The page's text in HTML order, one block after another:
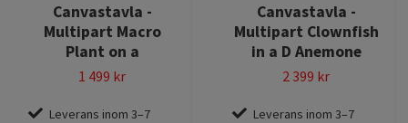
Canvastavla -
Multipart Macro
Plant on a
1 499 kr
Leverans inom 3–7
Canvastavla -
Multipart Clownfish
in a D Anemone
2 399 kr
Leverans inom 3–7